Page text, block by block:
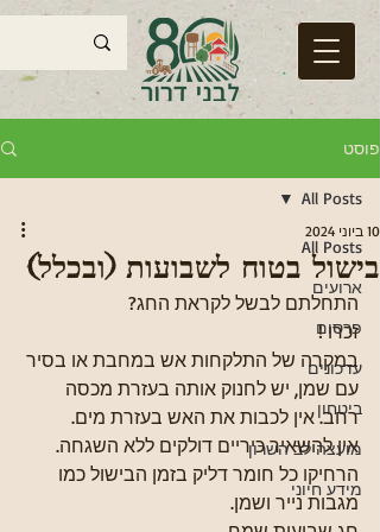
פוסט
All Posts
ארועים
פרסום
עדכונים
ביטחון
מועצה לב השרון
מידע חיוני
All Posts
בישול בטוח לשבועות (ובכלל)
10 ביוני 2024
התחלתם לבשל לקראת החג?
זכרו !
במקרה של התלקחות אש במחבת או בסיר
עם שמן, יש לחנוק אותה בעזרת מכסה
רחב. אין לכבות את האש בעזרת מים.
אין להשאיר כיריים דולקים ללא השגחה.
הרחיקו כל חומר דליק בזמן הבישול כמו
מגבות נייר ושמן.